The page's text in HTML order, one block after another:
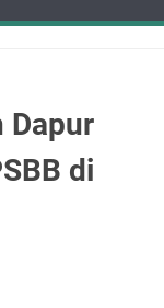
Dapur
di